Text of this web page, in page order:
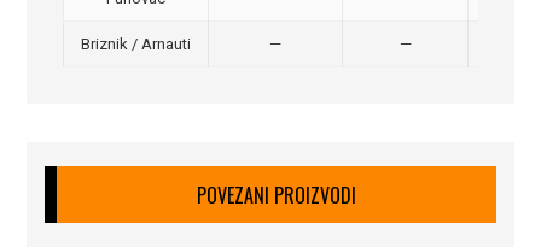
Briznik / Arnauti — —
POVEZANI PROIZVODI